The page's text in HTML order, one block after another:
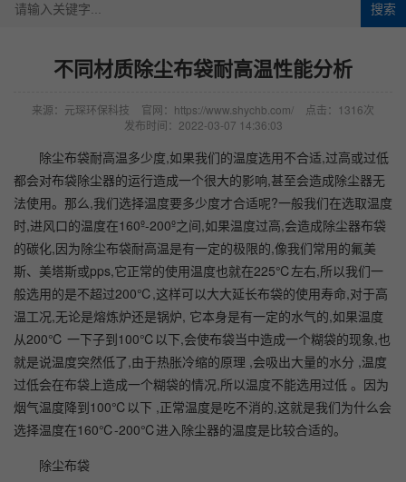
搜索
不同材质除尘布袋耐高温性能分析
来源：元琛环保科技 官网：https://www.shychb.com/
点击：1316次
发布时间：2022-03-07 14:36:03
除尘布袋耐高温多少度,如果我们的温度选用不合适,过高或过低
都会对布袋除尘器的运行造成一个很大的影响,甚至会造成除尘器无
法使用。那么,我们选择温度要多少度才合适呢?一般我们在选取温度
时,进风口的温度在160º-200º之间,如果温度过高,会造成除尘器布袋
的碳化,因为除尘布袋耐高温是有一定的极限的,像我们常用的氟美
斯、美塔斯或pps,它正常的使用温度也就在225℃左右,所以我们一
般选用的是不超过200℃,这样可以大大延长布袋的使用寿命,对于高
温工况,无论是熔炼炉还是锅炉, 它本身是有一定的水气的,如果温度
从200℃ 一下子到100℃以下,会使布袋当中造成一个糊袋的现象,也
就是说温度突然低了,由于热胀冷缩的原理 ,会吸出大量的水分 ,温度
过低会在布袋上造成一个糊袋的情况,所以温度不能选用过低 。因为
烟气温度降到100℃以下 ,正常温度是吃不消的,这就是我们为什么会
选择温度在160℃-200℃进入除尘器的温度是比较合适的。
除尘布袋